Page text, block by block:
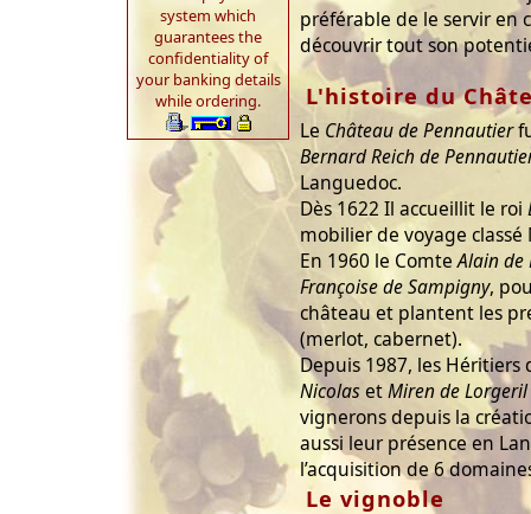
system which
guarantees the
confidentiality of
your banking details
while ordering.
préférable de le servir en
découvrir tout son
L'histoire du
Le Château de Pennautier
Bernard Reich de
Languedoc.
Dès 1622 Il accueillit le roi
mobilier de voyage
En 1960 le ComteAlain de
Françoise de Sampigny,
château et plantent les
(merlot, cabernet).
Depuis 1987, les Héritiers
NicolasetMiren de Lorgeril
vignerons depuis la
aussi leur présence en
l’acquisition de 6
Le vignoble